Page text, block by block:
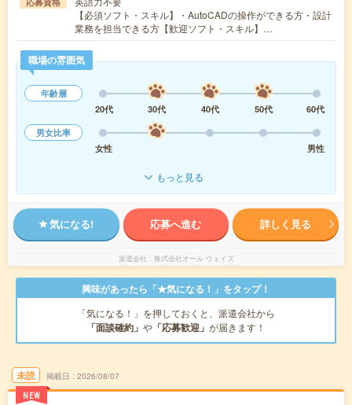
【必須ソフト・スキル】・AutoCADの操作ができる方・設計
業務を担当できる方【歓迎ソフト・スキル】…
職場の雰囲気
年齢層
20代
30代 40代 50代
60代
男女比率
女性
男性
もっと見る
気になる! 応募へ進む 詳しく見る
派遣会社 株式会社オール ウェイズ
興味があったら「★気になる！」をタップ！
「気になる！」を押しておくと、派遣会社から
「面談確約」 や 「応募歓迎」 が届きます！
未読
NEW
掲載日 2026/08/07